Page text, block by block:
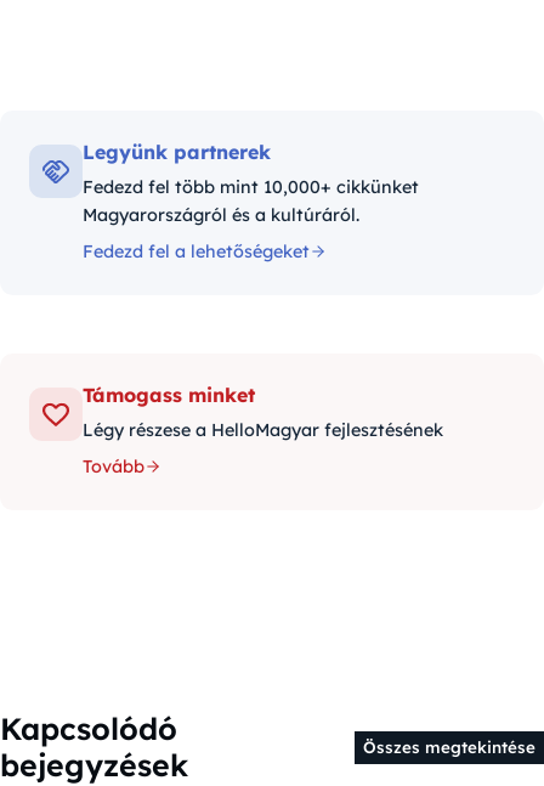
Legyünk partnerek
Fedezd fel több mint 10,000+ cikkünket
Magyarországról és a kultúráról.
Fedezd fel a lehetőségeket
Támogass minket
Légy részese a HelloMagyar fejlesztésének
Tovább
Kapcsolódó
bejegyzések
Összes megtekintése